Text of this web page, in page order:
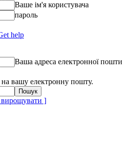
Ваше ім'я користувача
пароль
help
Ваша адреса електронної пошти
на вашу електронну пошту.
]